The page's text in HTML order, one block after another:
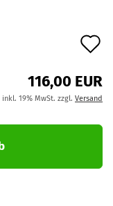
116,00 EUR
inkl. 19% MwSt. zzgl. Versand